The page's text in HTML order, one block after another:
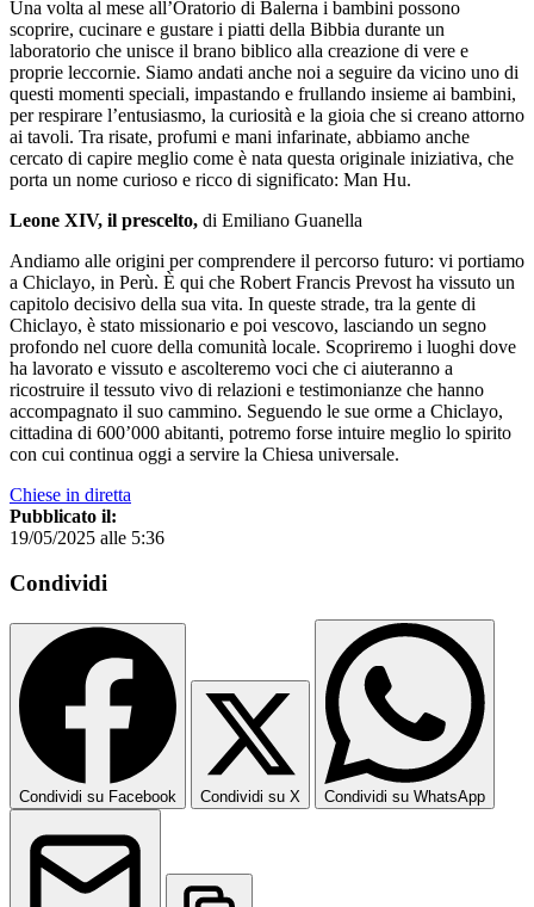
Una volta al mese all’Oratorio di Balerna i bambini possono
scoprire, cucinare e gustare i piatti della Bibbia durante un
laboratorio che unisce il brano biblico alla creazione di vere e
proprie leccornie. Siamo andati anche noi a seguire da vicino uno di
questi momenti speciali, impastando e frullando insieme ai bambini,
per respirare l’entusiasmo, la curiosità e la gioia che si creano attorno
ai tavoli. Tra risate, profumi e mani infarinate, abbiamo anche
cercato di capire meglio come è nata questa originale iniziativa, che
porta un nome curioso e ricco di significato: Man Hu.
Leone XIV, il prescelto, di Emiliano Guanella
Andiamo alle origini per comprendere il percorso futuro: vi portiamo
a Chiclayo, in Perù. È qui che Robert Francis Prevost ha vissuto un
capitolo decisivo della sua vita. In queste strade, tra la gente di
Chiclayo, è stato missionario e poi vescovo, lasciando un segno
profondo nel cuore della comunità locale. Scopriremo i luoghi dove
ha lavorato e vissuto e ascolteremo voci che ci aiuteranno a
ricostruire il tessuto vivo di relazioni e testimonianze che hanno
accompagnato il suo cammino. Seguendo le sue orme a Chiclayo,
cittadina di 600’000 abitanti, potremo forse intuire meglio lo spirito
con cui continua oggi a servire la Chiesa universale.
Chiese in diretta
Pubblicato il:
19/05/2025 alle 5:36
Condividi
Condividi su Facebook Condividi su X Condividi su WhatsApp